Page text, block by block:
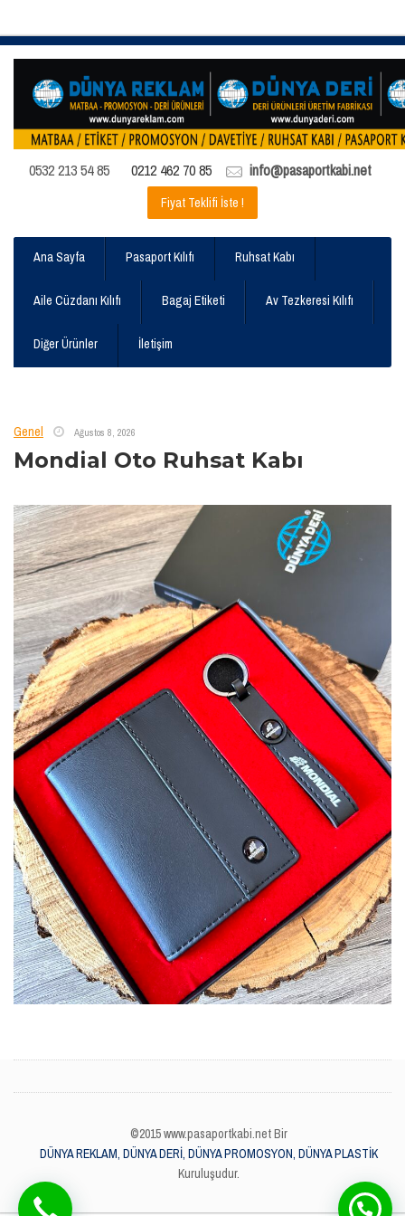
0532 213 54 85 0212 462 70 85 info@pasaportkabi.net
Fiyat Teklifi İste !
Ana Sayfa Pasaport Kılıfı Ruhsat Kabı
Aile Cüzdanı Kılıfı Bagaj Etiketi Av Tezkeresi Kılıfı
Diğer Ürünler İletişim
Genel Ağustos 8, 2026
Mondial Oto Ruhsat Kabı
©2015 www.pasaportkabi.net Bir
DÜNYA REKLAM, DÜNYA DERİ, DÜNYA PROMOSYON, DÜNYA PLASTİK
Kuruluşudur.